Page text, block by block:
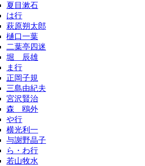
夏目漱石
は行
萩原朔太郎
樋口一葉
二葉亭四迷
堀 辰雄
ま行
正岡子規
三島由紀夫
宮沢賢治
森 鴎外
や行
横光利一
与謝野晶子
ら・わ行
若山牧水